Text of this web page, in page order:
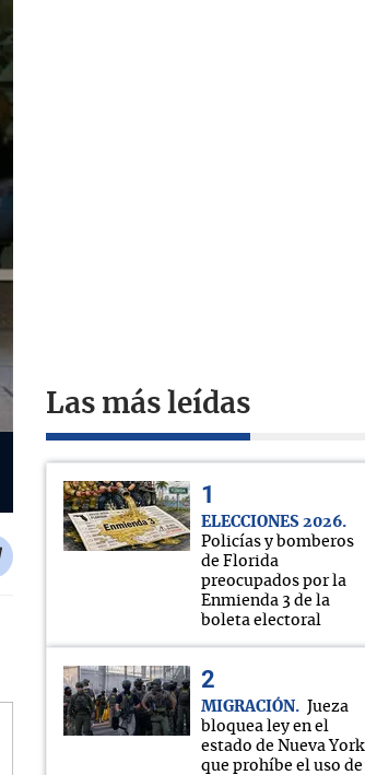
Las más leídas
ELECCIONES 2026
Policías y bomberos
de Florida
preocupados por la
Enmienda 3 de la
boleta electoral
MIGRACIÓN
Jueza
bloquea ley en el
estado de Nueva York
que prohíbe el uso de